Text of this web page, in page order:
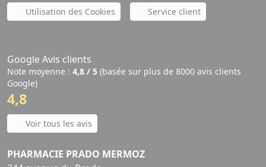
Utilisation des Cookies Service client
Google Avis clients
Note moyenne : 4,8 / 5 (basée sur plus de 8000 avis clients
Google)
4,8
Voir tous les avis
PHARMACIE PRADO MERMOZ